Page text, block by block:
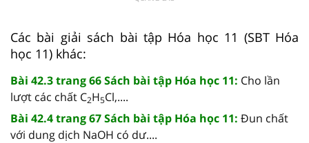
Các bài giải sách bài tập Hóa học 11 (SBT Hóa
học 11) khác:
Bài 42.3 trang 66 Sách bài tập Hóa học 11: Cho lần
lượt các chất C2H5Cl,....
Bài 42.4 trang 67 Sách bài tập Hóa học 11: Đun chất
với dung dịch NaOH có dư....